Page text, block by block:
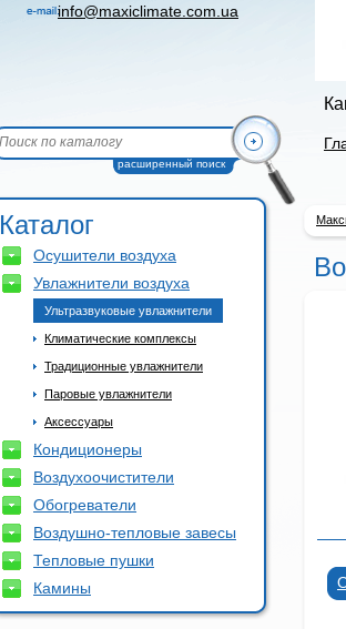
info@maxiclimate.com.ua
расширенный поиск
Каталог
Осушители воздуха
Увлажнители воздуха
Ультразвуковые увлажнители
Климатические комплексы
Традиционные увлажнители
Паровые увлажнители
Аксессуары
Кондиционеры
Воздухоочистители
Обогреватели
Воздушно-тепловые завесы
Тепловые пушки
Камины